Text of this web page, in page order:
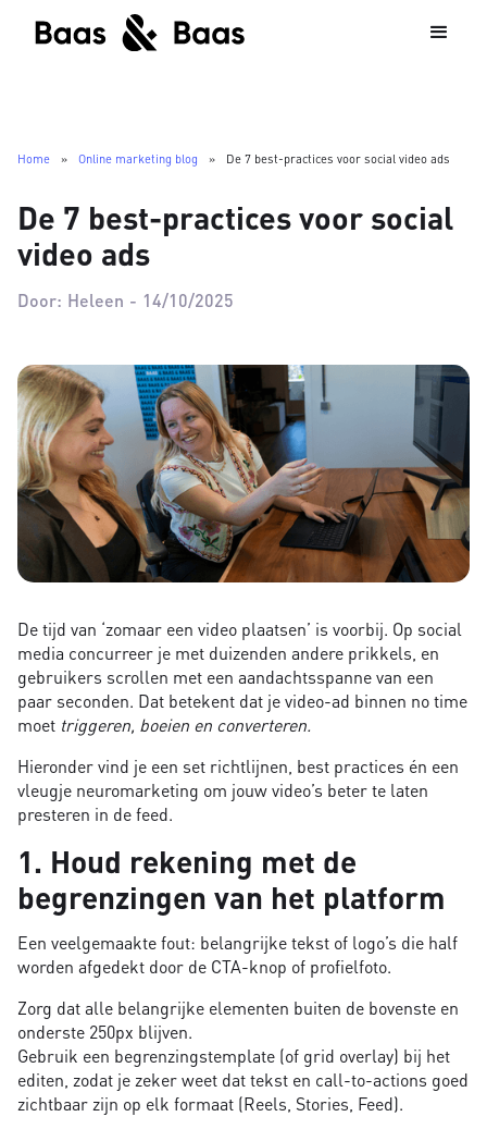
Home » Online marketing blog » De 7 best-practices voor social video ads
De 7 best-practices voor social
video ads
Door: Heleen - 14/10/2025
De tijd van ‘zomaar een video plaatsen’ is voorbij. Op social
media concurreer je met duizenden andere prikkels, en
gebruikers scrollen met een aandachtsspanne van een
paar seconden. Dat betekent dat je video-ad binnen no time
moet triggeren, boeien en converteren.
Hieronder vind je een set richtlijnen, best practices én een
vleugje neuromarketing om jouw video’s beter te laten
presteren in de feed.
1. Houd rekening met de
begrenzingen van het platform
Een veelgemaakte fout: belangrijke tekst of logo’s die half
worden afgedekt door de CTA-knop of profielfoto.
Zorg dat alle belangrijke elementen buiten de bovenste en
onderste 250px blijven.
Gebruik een begrenzingstemplate (of grid overlay) bij het
editen, zodat je zeker weet dat tekst en call-to-actions goed
zichtbaar zijn op elk formaat (Reels, Stories, Feed).